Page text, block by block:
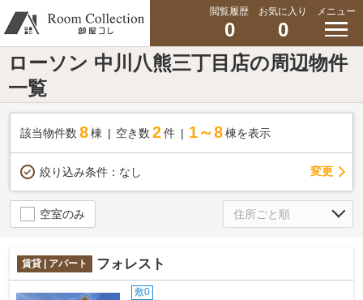
閲覧履歴
0
お気に入り
0
メニュー
ローソン 中川八熊三丁目店の周辺物件
一覧
該当物件数 8棟 空き数 2 件 1～8 棟を表示
絞り込み条件： なし 変更
空室のみ
賃貸 | アパート フォレスト
敷0